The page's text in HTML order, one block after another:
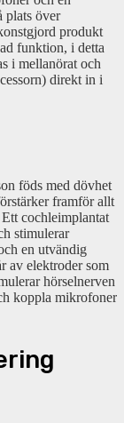
plats över
produkt
funktion, i detta
i mellanörat och
direkt in i
föds med dövhet
framför allt
cochleimplantat
stimulerar
en utvändig
av elektroder som
hörselnerven
koppla mikrofoner